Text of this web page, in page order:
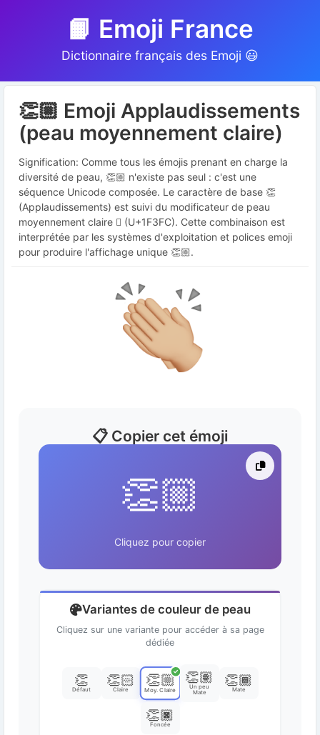
📙 Emoji France
Dictionnaire français des Emoji 😃
👏🏼 Emoji Applaudissements
(peau moyennement claire)
Signification: Comme tous les émojis prenant en charge la
diversité de peau, 👏🏼 n'existe pas seul : c'est une
séquence Unicode composée. Le caractère de base 👏
(Applaudissements) est suivi du modificateur de peau
moyennement claire 🏼 (U+1F3FC). Cette combinaison est
interprétée par les systèmes d'exploitation et polices emoji
pour produire l'affichage unique 👏🏼.
📋 Copier cet émoji
👏🏼
Cliquez pour copier
Variantes de couleur de peau
Cliquez sur une variante pour accéder à sa page
dédiée
👏
Défaut
👏🏻
Claire
✓
👏🏼
Moy. Claire
👏🏽
Un peu
Mate
👏🏾
Mate
👏🏿
Foncée